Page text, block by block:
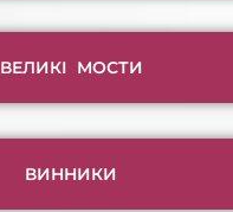
ВЕЛИКІ МОСТИ
ВИННИКИ